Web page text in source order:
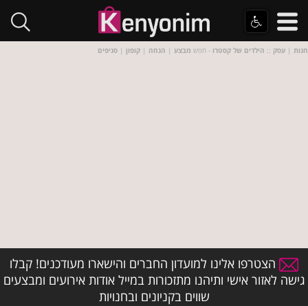
חנות | עסק :: הילדים של קסטרו - חפש מבצע | הנחה | קופון | סניפים
הצטרפו אלינו למועדון החברים והישארו מעודכנים! קבלו
גישה לאזור אישי ותיהנו מתזכורות במייל אודות אירועים ומבצעים
שווים בקניונים ובחנויות